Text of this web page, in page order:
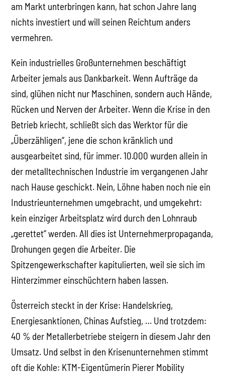
am Markt unterbringen kann, hat schon Jahre lang
nichts investiert und will seinen Reichtum anders
vermehren.
Kein industrielles Großunternehmen beschäftigt
Arbeiter jemals aus Dankbarkeit. Wenn Aufträge da
sind, glühen nicht nur Maschinen, sondern auch Hände,
Rücken und Nerven der Arbeiter. Wenn die Krise in den
Betrieb kriecht, schließt sich das Werktor für die
„Überzähligen“, jene die schon kränklich und
ausgearbeitet sind, für immer. 10.000 wurden allein in
der metalltechnischen Industrie im vergangenen Jahr
nach Hause geschickt. Nein, Löhne haben noch nie ein
Industrieunternehmen umgebracht, und umgekehrt:
kein einziger Arbeitsplatz wird durch den Lohnraub
„gerettet“ werden. All dies ist Unternehmerpropaganda,
Drohungen gegen die Arbeiter. Die
Spitzengewerkschafter kapitulierten, weil sie sich im
Hinterzimmer einschüchtern haben lassen.
Österreich steckt in der Krise: Handelskrieg,
Energiesanktionen, Chinas Aufstieg, … Und trotzdem:
40 % der Metallerbetriebe steigern in diesem Jahr den
Umsatz. Und selbst in den Krisenunternehmen stimmt
oft die Kohle: KTM-Eigentümerin Pierer Mobility